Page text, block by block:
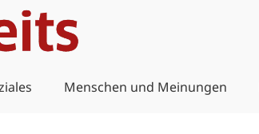
Menschen und Meinungen